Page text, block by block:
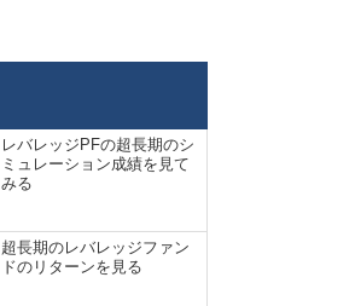
レバレッジPFの超長期のシ
ミュレーション成績を見て
みる
超長期のレバレッジファン
ドのリターンを見る